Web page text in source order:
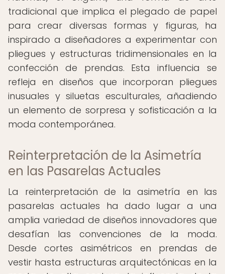
tradicional que implica el plegado de papel
para crear diversas formas y figuras, ha
inspirado a diseñadores a experimentar con
pliegues y estructuras tridimensionales en la
confección de prendas. Esta influencia se
refleja en diseños que incorporan pliegues
inusuales y siluetas esculturales, añadiendo
un elemento de sorpresa y sofisticación a la
moda contemporánea.
Reinterpretación de la Asimetría
en las Pasarelas Actuales
La reinterpretación de la asimetría en las
pasarelas actuales ha dado lugar a una
amplia variedad de diseños innovadores que
desafían las convenciones de la moda.
Desde cortes asimétricos en prendas de
vestir hasta estructuras arquitectónicas en la